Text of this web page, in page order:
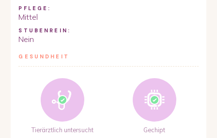
PFLEGE:
Mittel
STUBENREIN:
Nein
GESUNDHEIT
Tierärztlich untersucht Gechipt